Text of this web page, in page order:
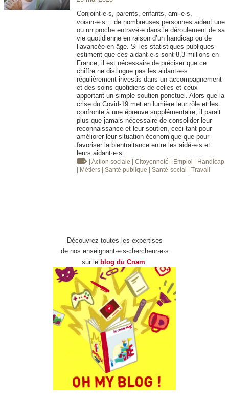
Conjoint·e·s, parents, enfants, ami·e·s,
voisin·e·s… de nombreuses personnes aident une
ou un proche entravé·e dans le déroulement de sa
vie quotidienne en raison d’un handicap ou de
l’avancée en âge. Si les statistiques publiques
estiment que ces aidant·e·s sont 8,3 millions en
France, il est nécessaire de préciser que ce
chiffre ne distingue pas les aidant·e·s
régulièrement investis dans un accompagnement
et des soins quotidiens de celles et ceux
apportant un simple soutien ponctuel. Alors que la
crise du Covid-19 met en lumière leur rôle et les
confronte à une épreuve supplémentaire, il parait
plus que jamais nécessaire de consolider leur
reconnaissance et leur soutien, ceci tant pour
améliorer leur situation économique que pour
favoriser la bientraitance entre les aidé·e·s et
leurs aidant·e·s.
| Action sociale | Citoyenneté | Emploi | Handicap
| Métiers | Santé publique | Santé-social | Travail
Découvrez toutes les expertises
de nos enseignant·e·s-chercheur·e·s
sur le blog du Cnam